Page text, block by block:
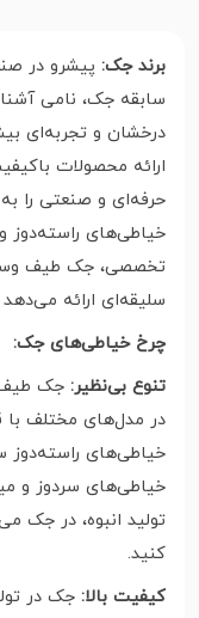
برند جک:
سابقه جک، نامی
ارائه محصولات
حرفه‌ای و صنعتی را به
خیاطی‌های راسته‌دوز
تخصصی، جک طیف
سلیقه‌ای ارائه می‌دهد
چرخ خیاطی‌های جک:
تنوع بی‌نظیر: جک طیف
در مدل‌های مختلف با
خیاطی‌های راسته‌دوز
خیاطی‌های سردوز و
تولید انبوه، در جک
کنید.
کیفیت بالا: جک در